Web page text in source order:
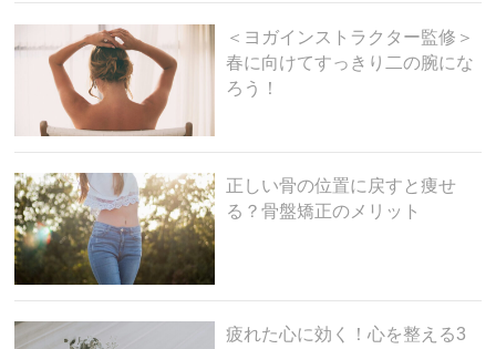
＜ヨガインストラクター監修＞
春に向けてすっきり二の腕にな
ろう！
正しい骨の位置に戻すと痩せ
る？骨盤矯正のメリット
疲れた心に効く！心を整える3